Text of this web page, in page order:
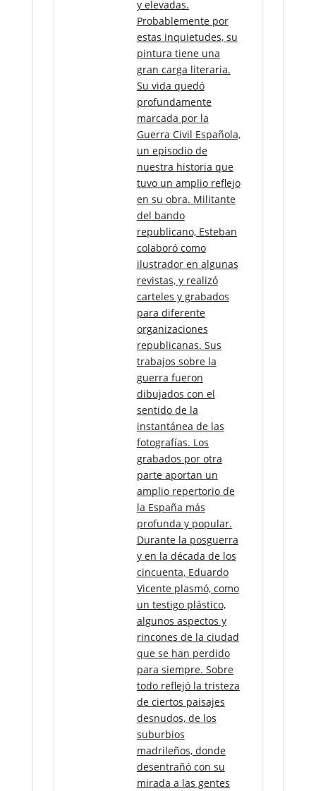
y elevadas.
Probablemente por
estas inquietudes, su
pintura tiene una
gran carga literaria.
Su vida quedó
profundamente
marcada por la
Guerra Civil Española,
un episodio de
nuestra historia que
tuvo un amplio reflejo
en su obra. Militante
del bando
republicano, Esteban
colaboró como
ilustrador en algunas
revistas, y realizó
carteles y grabados
para diferente
organizaciones
republicanas. Sus
trabajos sobre la
guerra fueron
dibujados con el
sentido de la
instantánea de las
fotografías. Los
grabados por otra
parte aportan un
amplio repertorio de
la España más
profunda y popular.
Durante la posguerra
y en la década de los
cincuenta, Eduardo
Vicente plasmó, como
un testigo plástico,
algunos aspectos y
rincones de la ciudad
que se han perdido
para siempre. Sobre
todo reflejó la tristeza
de ciertos paisajes
desnudos, de los
suburbios
madrileños, donde
desentrañó con su
mirada a las gentes